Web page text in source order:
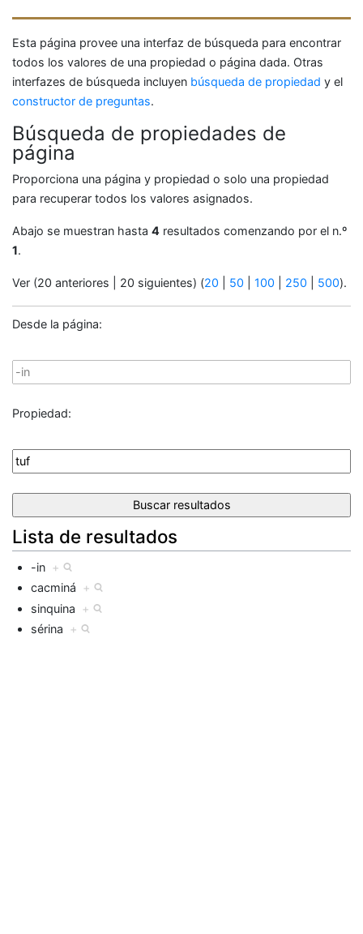
Esta página provee una interfaz de búsqueda para encontrar
todos los valores de una propiedad o página dada. Otras
interfazes de búsqueda incluyen búsqueda de propiedad y el
constructor de preguntas.
Búsqueda de propiedades de
página
Proporciona una página y propiedad o solo una propiedad
para recuperar todos los valores asignados.
Abajo se muestran hasta 4 resultados comenzando por el n.º
1.
Ver (20 anteriores | 20 siguientes) (20 50 100 250 500).
Desde la página:
Propiedad:
Lista de resultados
-in +
cacminá
+
sinquina
+
sérina
+